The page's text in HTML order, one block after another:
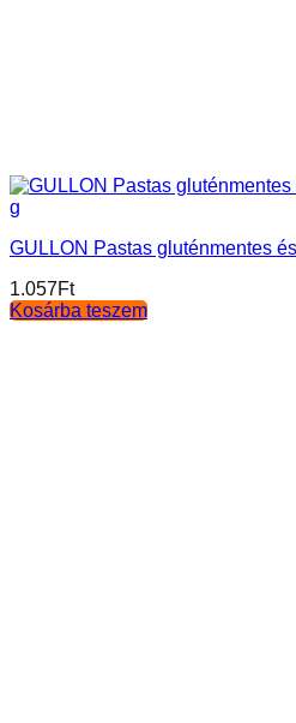
GULLON Pastas gluténmentes
1.057Ft
Kosárba teszem